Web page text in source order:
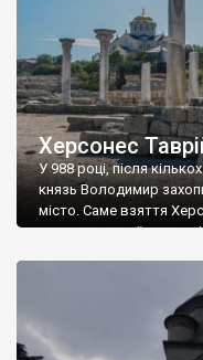
Херсонес
У 988 році, після
князь Володимир
місто. Саме взяття
диктувати свої умови
Херсонесі Володимир-
А потім було Хрещення